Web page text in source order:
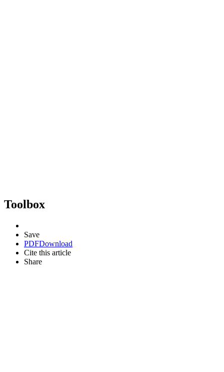
Toolbox
Save
PDFDownload
Cite this article
Share